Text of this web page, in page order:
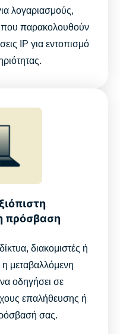
λογαριασμούς,
που παρακολουθούν
IP για εντοπισμό
πρόσβαση
διακομιστές ή
μεταβαλλόμενη
οδηγήσει σε
επαλήθευσης ή
σας.